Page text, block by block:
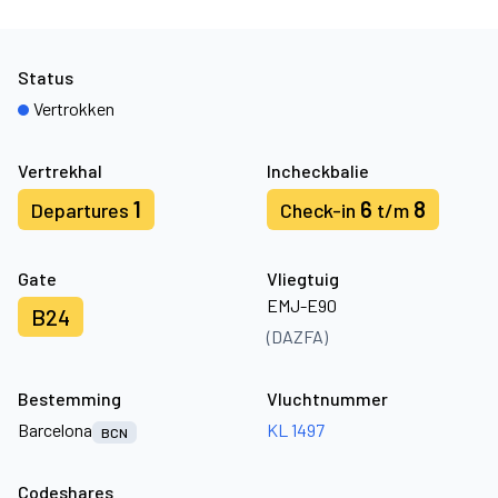
Vertrekhal
Departures 1
Incheckbalie
Check-in 6 t/m 8
Gate
B24
Vliegtuig
EMJ-E90
(DAZFA)
Status
Vertrokken
Bestemming
Barcelona
BCN
Vluchtnummer
KL 1497
Codeshares